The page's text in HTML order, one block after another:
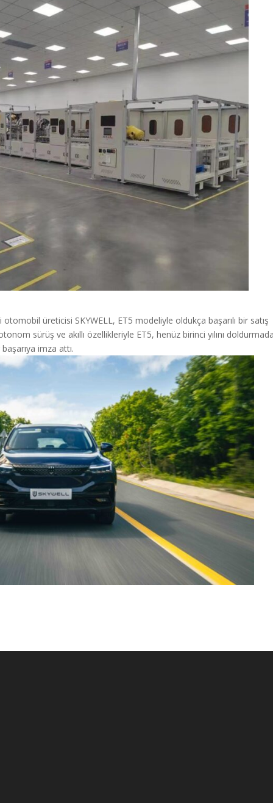
üreticisi SKYWELL, ET5 modeliyle oldukça başarılı bir satış
sürüş ve akıllı özellikleriyle ET5, henüz birinci yılını
imza attı.